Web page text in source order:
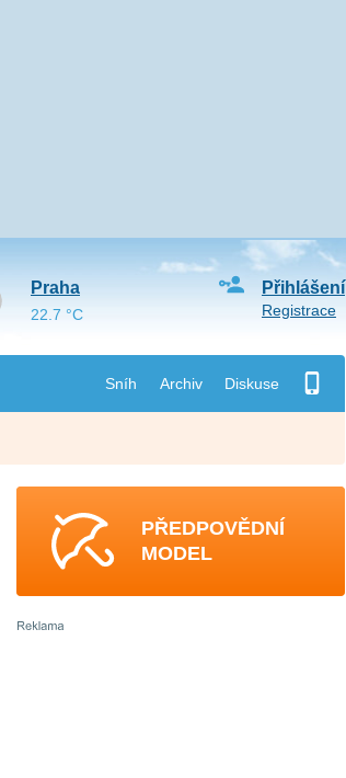
Sníh Archiv Diskuse
Přihlášení
Registrace
Praha
22.7 °C
PŘEDPOVĚDNÍ
MODEL